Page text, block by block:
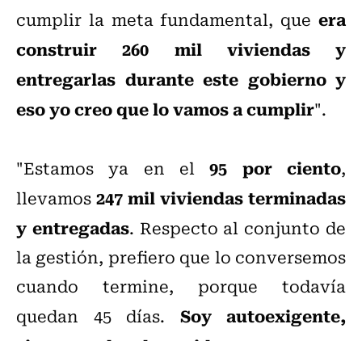
cumplir la meta fundamental, que era
construir 260 mil viviendas y
entregarlas durante este gobierno y
eso yo creo que lo vamos a cumplir".
"Estamos ya en el95 por ciento,
llevamos247 mil viviendas terminadas
y entregadas. Respecto al conjunto de
la gestión, prefiero que lo conversemos
cuando termine, porque todavía
quedan 45 días. Soy autoexigente,